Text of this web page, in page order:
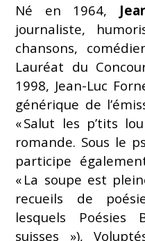
Né en 1964,
journaliste,
chansons,
Lauréat du
1998, Jean-Luc
générique de
« Salut les p’tits
romande. Sous le
participe
« La soupe est
recueils de
lesquels Poésies
suisses »),